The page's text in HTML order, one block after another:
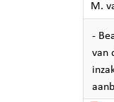
M.
-
van